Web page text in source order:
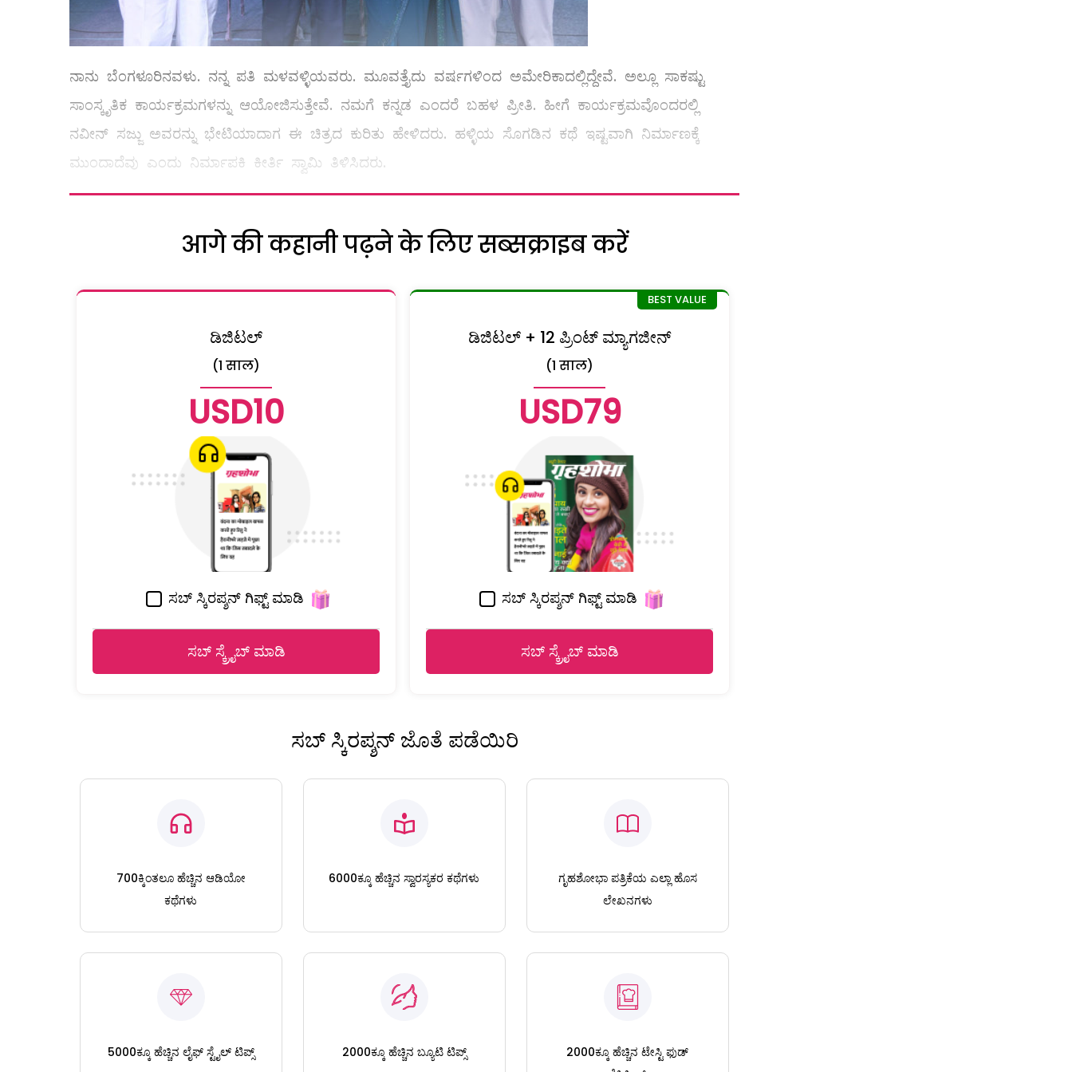
ನಾನು ಬೆಂಗಳೂರಿನವಳು. ನನ್ನ ಪತಿ ಮಳವಳ್ಳಿಯವರು. ಮೂವತ್ತೈದು ವರ್ಷಗಳಿಂದ ಅಮೇರಿಕಾದಲ್ಲಿದ್ದೇವೆ. ಅಲ್ಲೂ ಸಾಕಷ್ಟು
ಸಾಂಸ್ಕೃತಿಕ ಕಾರ್ಯಕ್ರಮಗಳನ್ನು ಆಯೋಜಿಸುತ್ತೇವೆ‌‌. ನಮಗೆ ಕನ್ನಡ ಎಂದರೆ ಬಹಳ ಪ್ರೀತಿ. ಹೀಗೆ ಕಾರ್ಯಕ್ರಮವೊಂದರಲ್ಲಿ
ನವೀನ್ ಸಜ್ಜು ಅವರನ್ನು ಭೇಟಿಯಾದಾಗ ಈ ಚಿತ್ರದ ಕುರಿತು ಹೇಳಿದರು. ಹಳ್ಳಿಯ ಸೊಗಡಿನ ಕಥೆ ಇಷ್ಟವಾಗಿ ನಿರ್ಮಾಣಕ್ಕೆ
ಮುಂದಾದೆವು ಎಂದು ನಿರ್ಮಾಪಕಿ ಕೀರ್ತಿ ಸ್ವಾಮಿ ತಿಳಿಸಿದರು.
आगे की कहानी पढ़ने के लिए सब्सक्राइब करें
ಡಿಜಿಟಲ್
(1 साल)
USD10
ಸಬ್ ಸ್ಕಿರಪ್ಶನ್ ಗಿಫ್ಟ್ ಮಾಡಿ
ಸಬ್ ಸ್ಕ್ರೈಬ್ ಮಾಡಿ
ಡಿಜಿಟಲ್ + 12 ಪ್ರಿಂಟ್ ಮ್ಯಾಗಜೀನ್
(1 साल)
USD79
ಸಬ್ ಸ್ಕಿರಪ್ಶನ್ ಗಿಫ್ಟ್ ಮಾಡಿ
ಸಬ್ ಸ್ಕ್ರೈಬ್ ಮಾಡಿ
ಸಬ್ ಸ್ಕಿರಪ್ಶನ್ ಜೊತೆ ಪಡೆಯಿರಿ
700ಕ್ಕಿಂತಲೂ ಹೆಚ್ಚಿನ ಆಡಿಯೋ
ಕಥೆಗಳು
6000ಕ್ಕೂ ಹೆಚ್ಚಿನ ಸ್ವಾರಸ್ಯಕರ ಕಥೆಗಳು
ಗೃಹಶೋಭಾ ಪತ್ರಿಕೆಯ ಎಲ್ಲಾ ಹೊಸ
ಲೇಖನಗಳು
5000ಕ್ಕೂ ಹೆಚ್ಚಿನ ಲೈಫ್ ಸ್ಟೈಲ್ ಟಿಪ್ಸ್ 2000ಕ್ಕೂ ಹೆಚ್ಚಿನ ಬ್ಯೂಟಿ ಟಿಪ್ಸ್
2000ಕ್ಕೂ ಹೆಚ್ಚಿನ ಟೇಸ್ಟಿ ಫುಡ್